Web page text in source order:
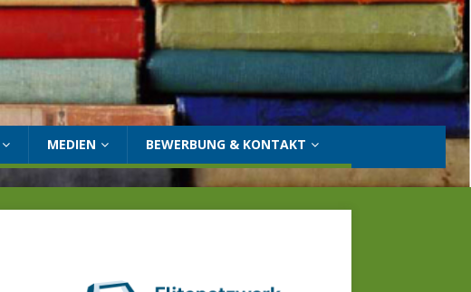
MEDIEN BEWERBUNG & KONTAKT